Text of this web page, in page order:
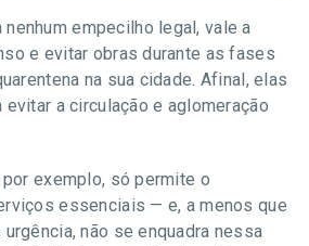
nenhum empecilho legal, vale a
e evitar obras durante as fases
na sua cidade. Afinal, elas
a circulação e aglomeração
exemplo, só permite o
essenciais — e, a menos que
não se enquadra nessa